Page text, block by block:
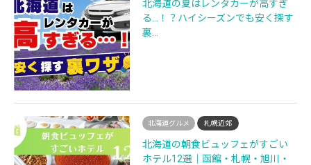
北海道の夏はレンタカーが高すぎ
る…！？ハイシーズンでも安く探す
裏…
北海道グルメ 札幌近郊
北海道の朝食ビュッフェがすごい
ホテル12選｜函館・札幌・旭川・